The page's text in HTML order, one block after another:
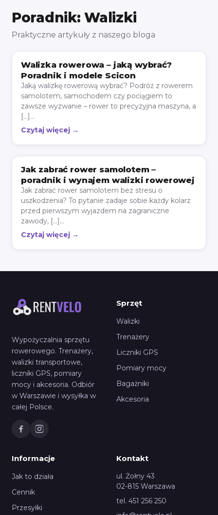
Poradnik: Walizki
Praktyczne artykuły z naszego bloga
Walizka rowerowa – jaką wybrać?
Poradnik i modele Scicon
Jaką walizkę rowerową wybrać? Podróż z rowerem
samolotem, samochodem czy pociągiem to
zawsze wyzwanie – rower to precyzyjna maszyna, a
[…]...
Czytaj więcej →
Jak zabrać rower samolotem –
poradnik i wynajem walizki rowerowej
Jak zabrać rower samolotem bez stresu o
uszkodzenia? To pytanie zadaje sobie każdy kolarz
przed pierwszym wyjazdem na zagraniczne
zawody, […]...
Czytaj więcej →
Wypożyczalnia sprzętu
rowerowego. Trenażery,
walizki transportowe,
liczniki GPS, pomiary
mocy i akcesoria. Odbiór
w Warszawie i wysyłka w
całej Polsce.
Sprzęt
Walizki
Trenażery
Liczniki GPS
Pomiary mocy
Bagażniki
Akcesoria
Informacje
Jak to działa
Cennik
Przesyłki
Kontakt
ul. Żołny 43
02-815 Warszawa
tel. 451 256 250